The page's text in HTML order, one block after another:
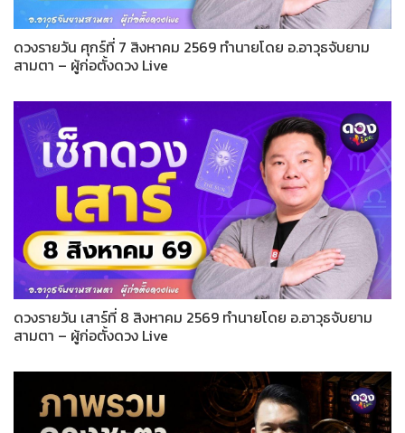
ดวงรายวัน ศุกร์ที่ 7 สิงหาคม 2569 ทำนายโดย อ.อาวุธจับยาม
สามตา – ผู้ก่อตั้งดวง Live
ดวงรายวัน เสาร์ที่ 8 สิงหาคม 2569 ทำนายโดย อ.อาวุธจับยาม
สามตา – ผู้ก่อตั้งดวง Live